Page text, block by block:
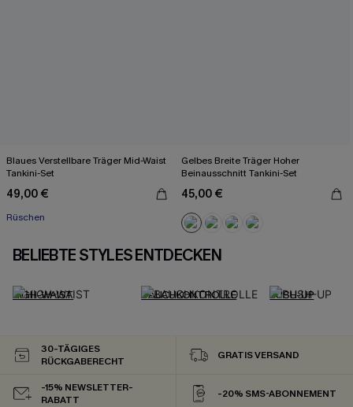
Blaues Verstellbare Träger Mid-Waist
Tankini-Set
49,00 €
Rüschen
Gelbes Breite Träger Hoher
Beinausschnitt Tankini-Set
45,00 €
BELIEBTE STYLES ENTDECKEN
HIGH-WAIST BAUCHKONTROLLE PUSH-UP
30-TÄGIGES
RÜCKGABERECHT
GRATIS VERSAND
-15% NEWSLETTER-
RABATT
-20% SMS-ABONNEMENT